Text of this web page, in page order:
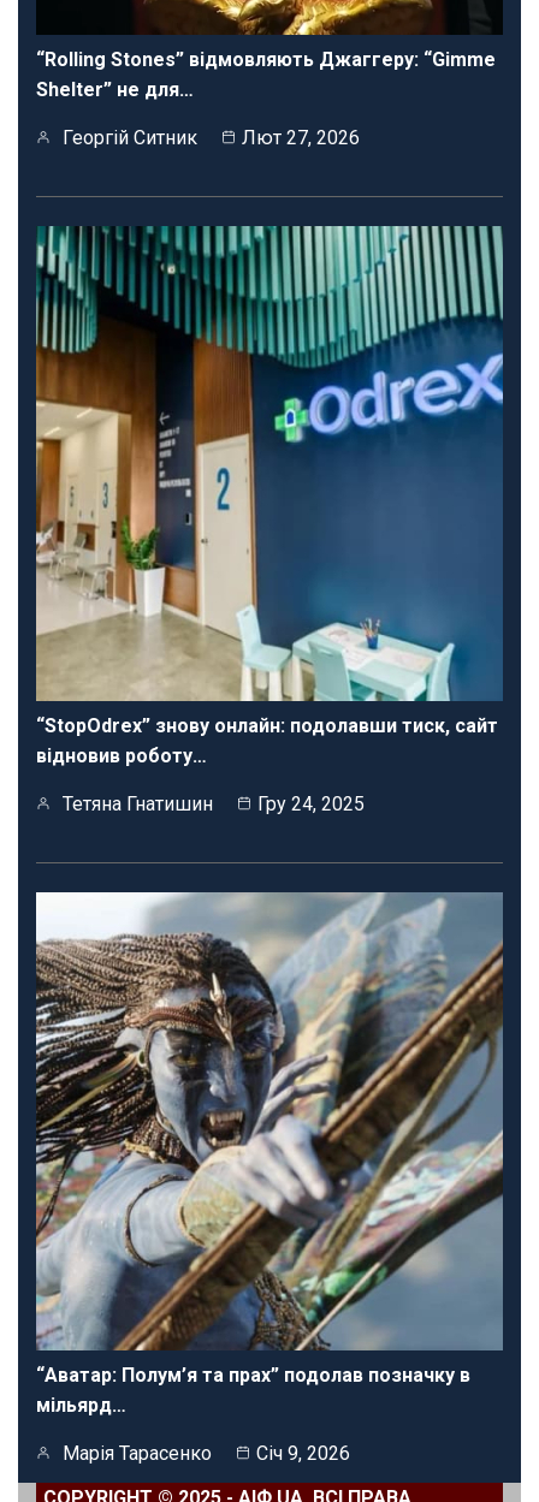
“Rolling Stones” відмовляють Джаггеру: “Gimme
Shelter” не для…
Георгій Ситник Лют 27, 2026
“StopOdrex” знову онлайн: подолавши тиск, сайт
відновив роботу…
Тетяна Гнатишин Гру 24, 2025
“Аватар: Полум’я та прах” подолав позначку в
мільярд…
Марія Тарасенко
Січ 9, 2026